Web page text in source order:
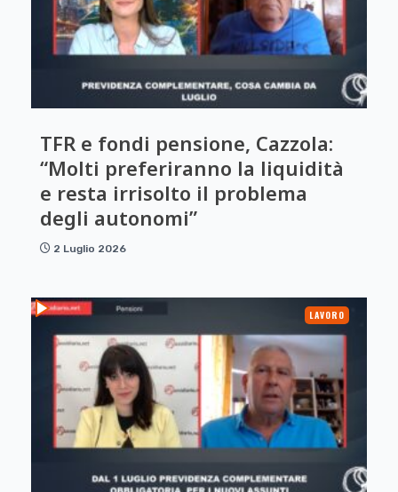
TFR e fondi pensione, Cazzola:
“Molti preferiranno la liquidità
e resta irrisolto il problema
degli autonomi”
2 Luglio 2026
LAVORO